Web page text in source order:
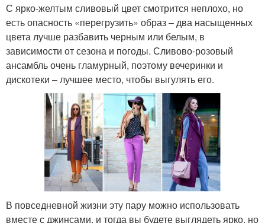
С ярко-желтым сливовый цвет смотрится неплохо, но
есть опасность «перегрузить» образ – два насыщенных
цвета лучше разбавить черным или белым, в
зависимости от сезона и погоды. Сливово-розовый
ансамбль очень гламурный, поэтому вечеринки и
дискотеки – лучшее место, чтобы выгулять его.
В повседневной жизни эту пару можно использовать
вместе с джинсами, и тогда вы будете выглядеть ярко, но